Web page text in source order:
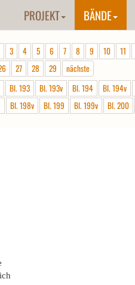
PROJEKT BÄNDE
3 4 5 6 7 8 9 10 11
27 28 29
nächste
Bl. 193 Bl. 193v Bl. 194 Bl. 194v
Bl. 198v Bl. 199 Bl. 199v Bl. 200